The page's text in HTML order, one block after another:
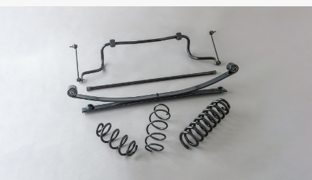
サステナビリティ
株主・投資家情報